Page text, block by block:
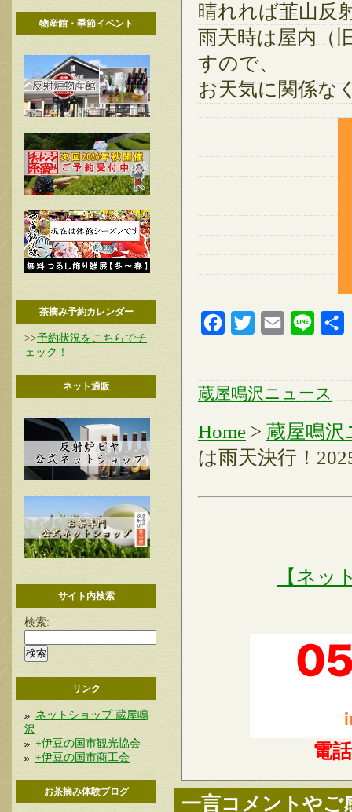
物産館・季節イベント
茶摘み予約カレンダー
>>予約状況をこちらでチ
ェック！
ネット通販
サイト内検索
検索:
リンク
ネットショップ 蔵屋鳴
沢
+伊豆の国市観光協会
+伊豆の国市商工会
お茶摘み体験ブログ
晴れれば韮山反
雨天時は屋内（
すので、
お天気に関係な
FacebookTwitter Email Line
蔵屋鳴沢ニュース
Home > 蔵屋鳴沢
は雨天決行！
【ネッ
電話
一言コメントやご